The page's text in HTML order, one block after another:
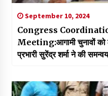
September 10, 2024
Congress
Meeting:आगामी चुनावों
प्रभारी सुरेंद्र शर्मा ने की